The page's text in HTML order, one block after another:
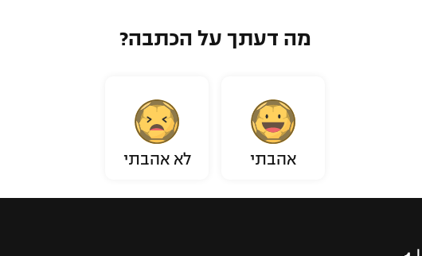
מה דעתך על הכתבה?
אהבתי לא אהבתי